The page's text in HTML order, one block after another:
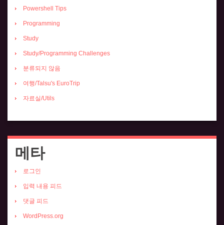
Powershell Tips
Programming
Study
Study/Programming Challenges
분류되지 않음
여행/Talsu's EuroTrip
자료실/Utils
메타
로그인
입력 내용 피드
댓글 피드
WordPress.org